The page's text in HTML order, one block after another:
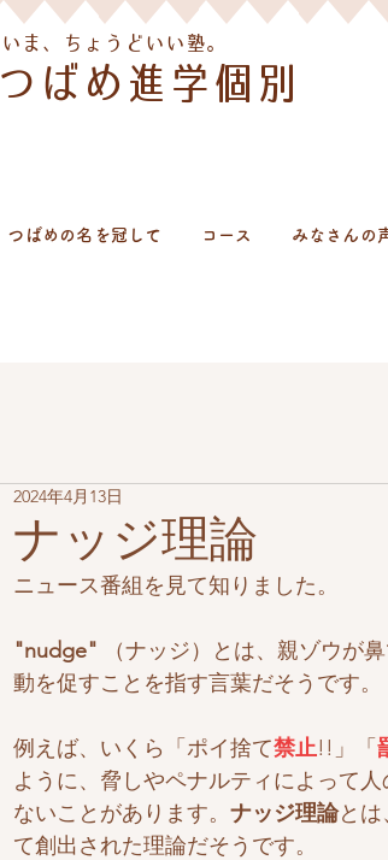
つばめ進学個別
​いま、ちょうどいい塾。
つばめの名を冠して コース みなさんの
ナッジ理論
2024年4月13日
ニュース番組を見て知りました。
"nudge"
（ナッジ）とは、親ゾウが
動を促すことを指す言葉だそうです。
例えば、いくら「ポイ捨て禁止!!」「
ように、脅しやペナルティによって
ないことがあります。 ナッジ理論とは
て創出された理論だそうです。